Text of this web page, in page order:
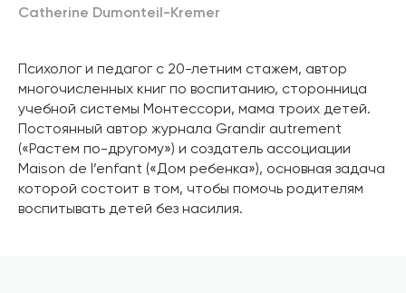
Catherine Dumonteil-Kremer
Психолог и педагог с 20-летним стажем, автор
многочисленных книг по воспитанию, сторонница
учебной системы Монтессори, мама троих детей.
Постоянный автор журнала Grandir autrement
(«Растем по-другому») и создатель ассоциации
Maison de l’enfant («Дом ребенка»), основная задача
которой состоит в том, чтобы помочь родителям
воспитывать детей без насилия.